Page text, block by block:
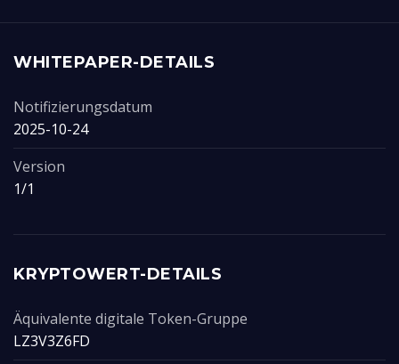
WHITEPAPER-DETAILS
Notifizierungsdatum
2025-10-24
Version
1/1
KRYPTOWERT-DETAILS
Äquivalente digitale Token-Gruppe
LZ3V3Z6FD